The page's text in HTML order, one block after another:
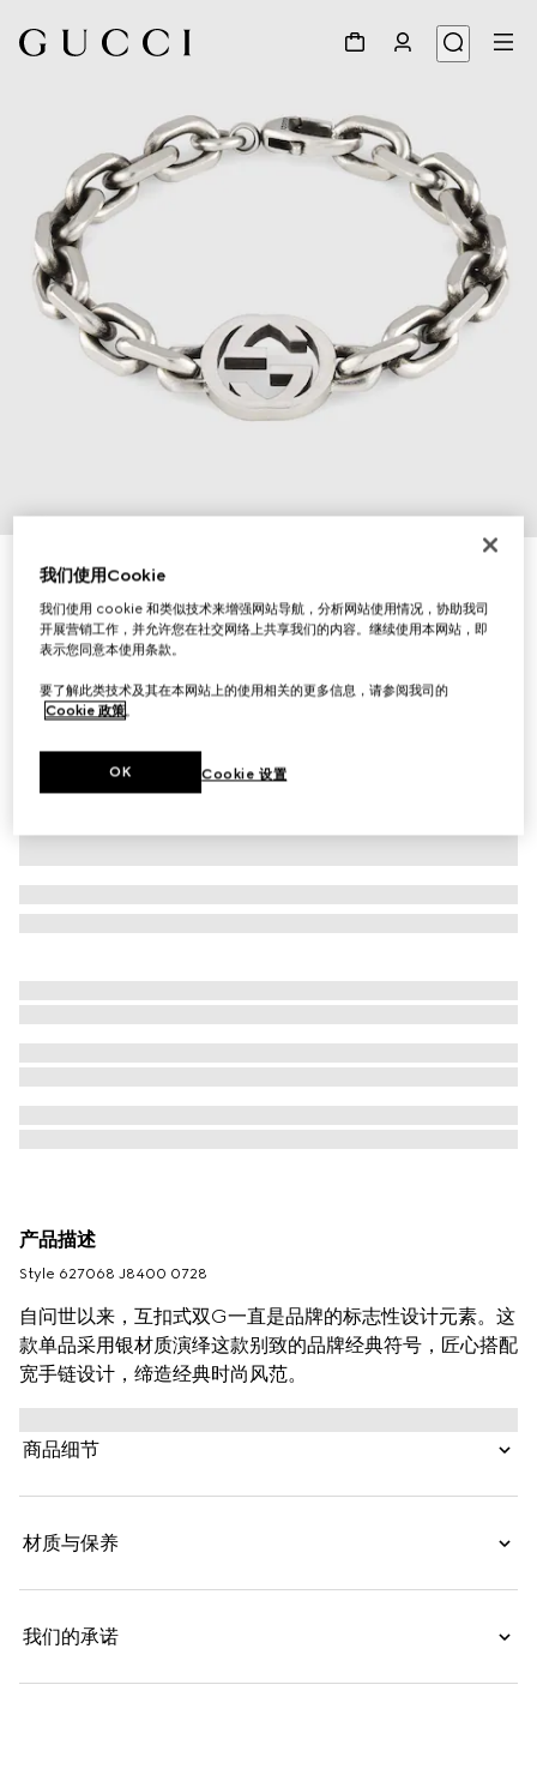
Gucci Interlocking系列手链
£540
相关款式925银
产品描述
Style ‎627068 J8400 0728
自问世以来，互扣式双G一直是品牌的标志性设计元素。这
款单品采用银材质演绎这款别致的品牌经典符号，匠心搭配
宽手链设计，缔造经典时尚风范。
商品细节
材质与保养
我们的承诺
我们使用Cookie
我们使用 cookie 和类似技术来增强网站导航，分析网站使用情况，协助我司
开展营销工作，并允许您在社交网络上共享我们的内容。继续使用本网站，即
表示您同意本使用条款。
要了解此类技术及其在本网站上的使用相关的更多信息，请参阅我司的
Cookie 政策。
Cookie 设置
OK